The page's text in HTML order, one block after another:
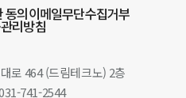
동의이메일무단수집거부
리방침
로 464 (드림테크노) 2층
741-2544